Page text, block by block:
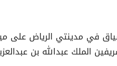
في مدينتي الرياض على